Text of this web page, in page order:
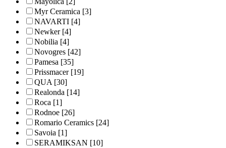
Myr Ceramica [3]
NAVARTI [4]
Newker[4]
Nobilia [4]
Novogres [42]
Pamesa [35]
Prissmacer[19]
QUA[30]
Realonda [14]
Roca [1]
Rodnoe [26]
Romario Ceramics [24]
Savoia [1]
SERAMIKSAN [10]